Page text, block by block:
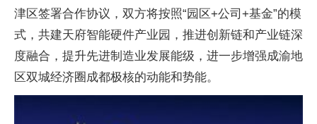
津区签署合作协议，双方将按照“园区+公司+基金”的模
式，共建天府智能硬件产业园，推进创新链和产业链深
度融合，提升先进制造业发展能级，进一步增强成渝地
区双城经济圈成都极核的动能和势能。